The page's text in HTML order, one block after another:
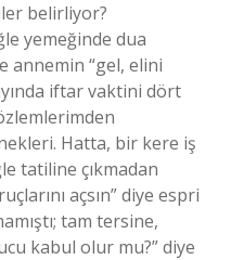
belirliyor?
yemeğinde dua
annemin “gel, elini
iftar vaktini dört
Hatta, bir kere iş
tatiline çıkmadan
açsın” diye espri
tam tersine,
kabul olur mu?” diye